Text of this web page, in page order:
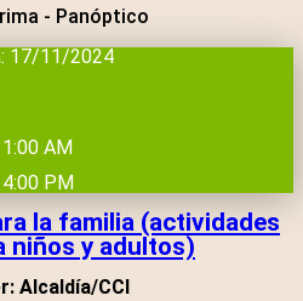
- Panóptico
17/11/2024
AM
PM
la familia (actividades
niños y adultos)
Alcaldía/CCI